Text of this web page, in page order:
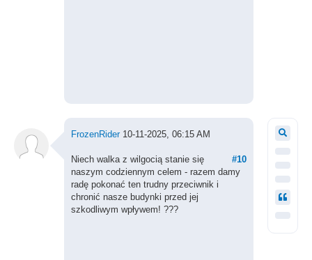
FrozenRider10-11-2025, 06:15 AM
#10
Niech walka z wilgocią stanie się
naszym codziennym celem - razem damy
radę pokonać ten trudny przeciwnik i
chronić nasze budynki przed jej
szkodliwym wpływem! ???